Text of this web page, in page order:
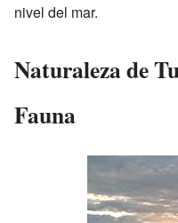
nivel del mar.
Naturaleza de
Fauna